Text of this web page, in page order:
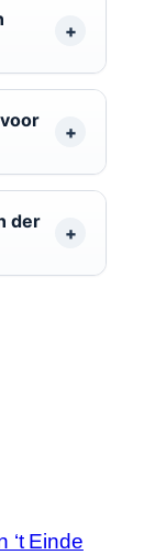
der
‘t Einde